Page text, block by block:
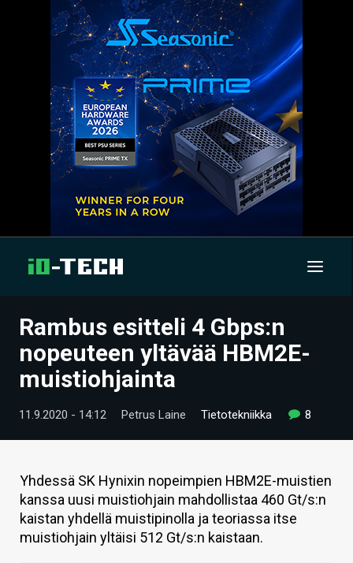
UUTISET
ARTIKKELIT
VIDEOT
TECHBBS
TIETOA
HINTA.FI
KAUPPA
Rambus esitteli 4 Gbps:n
nopeuteen yltävää HBM2E-
muistiohjainta
11.9.2020 - 14:12 Petrus Laine Tietotekniikka 8
Yhdessä SK Hynixin nopeimpien HBM2E-muistien
kanssa uusi muistiohjain mahdollistaa 460 Gt/s:n
kaistan yhdellä muistipinolla ja teoriassa itse
muistiohjain yltäisi 512 Gt/s:n kaistaan.